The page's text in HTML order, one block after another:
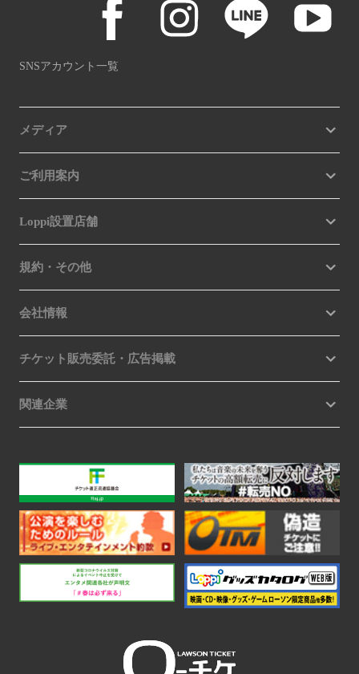
SNSアカウント一覧
メディア
ご利用案内
Loppi設置店舗
規約・その他
会社情報
チケット販売委託・広告掲載
関連企業